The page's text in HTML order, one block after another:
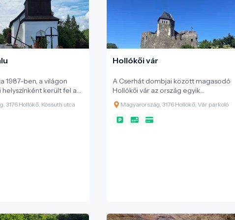
1987-ben, a világon
helyszínként került fel az
listájára. Az
a település építészeti
védett házból álló
3176 Hollókő, Kossuth utca
Hollókői vár
A Cserhát dombjai között magasodó
Hollókői vár az ország egyik
legikonikusabb középkori erődítménye.
Építése közvetlenül a tatárjárás után, a
13. század végén kezdődött meg a
cserélt, mígnem a 18. század elején, a
Magyarország, 3176 Hollókő, Vár parkoló